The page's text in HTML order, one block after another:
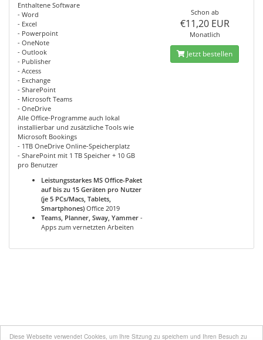
Diese Webseite verwendet Cookies, um Ihre Sitzung zu speichern und Ihren Besuch zu
Enthaltene Software
- Word
- Excel
- Powerpoint
- OneNote
- Outlook
- Publisher
- Access
- Exchange
- SharePoint
- Microsoft Teams
- OneDrive
Alle Office-Programme auch lokal
installierbar und zusätzliche Tools wie
Microsoft Bookings
- 1TB OneDrive Online-Speicherplatz
- SharePoint mit 1 TB Speicher + 10 GB
pro Benutzer
Leistungsstarkes MS Office-Paket
auf bis zu 15 Geräten pro Nutzer
(je 5 PCs/Macs, Tablets,
Smartphones) Office 2019
Teams, Planner, Sway, Yammer -
Apps zum vernetzten Arbeiten
Schon ab
€11,20 EUR
Monatlich
Jetzt bestellen